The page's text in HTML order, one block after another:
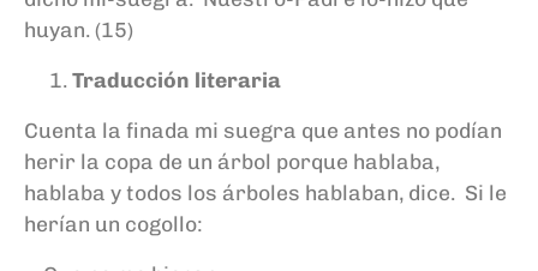
huyan. (15)
Traducción literaria
Cuenta la finada mi suegra que antes no podían
herir la copa de un árbol porque hablaba,
hablaba y todos los árboles hablaban, dice. Si le
herían un cogollo: